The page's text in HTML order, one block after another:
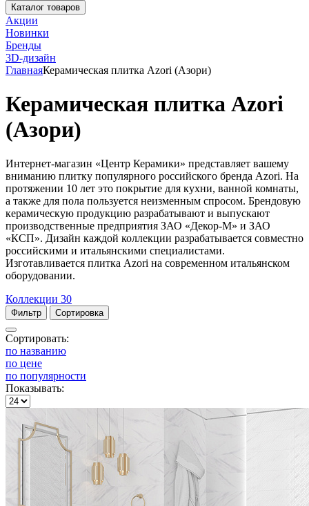
Каталог товаров
Акции
Новинки
Бренды
3D-дизайн
ГлавнаяКерамическая плитка Azori (Азори)
Керамическая плитка Azori
(Азори)
Интернет-магазин «Центр Керамики» представляет вашему
вниманию плитку популярного российского бренда Azori. На
протяжении 10 лет это покрытие для кухни, ванной комнаты,
а также для пола пользуется неизменным спросом. Брендовую
керамическую продукцию разрабатывают и выпускают
производственные предприятия ЗАО «Декор-М» и ЗАО
«КСП». Дизайн каждой коллекции разрабатывается совместно
российскими и итальянскими специалистами.
Изготавливается плитка Azori на современном итальянском
оборудовании.
Коллекции 30
Фильтр Сортировка
Сортировать:
по названию
по цене
по популярности
Показывать: